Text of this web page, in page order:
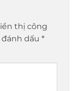
thị công
dấu *